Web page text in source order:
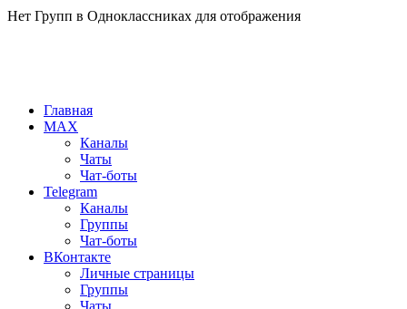
Нет Групп в Одноклассниках для отображения
Главная
MAX
Каналы
Чаты
Чат-боты
Telegram
Каналы
Группы
Чат-боты
ВКонтакте
Личные страницы
Группы